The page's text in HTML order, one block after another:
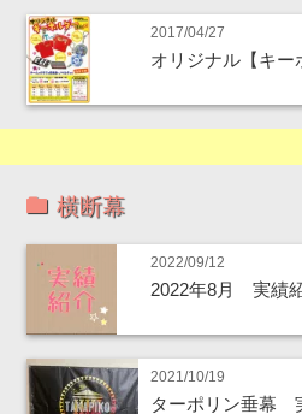
2017/04/27
オリジナル【キー
横断幕
2022/09/12
2022年8月 実績
2021/10/19
ターポリン垂幕